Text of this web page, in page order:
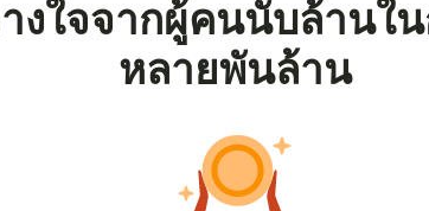
งใจจากผู้คนนับล้านใ
หลายพันล้าน